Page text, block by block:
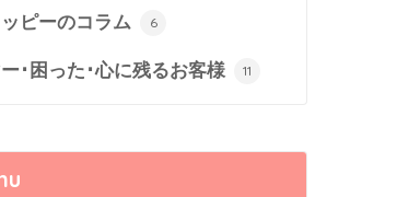
ピーのコラム 6
･困った･心に残るお客様 11